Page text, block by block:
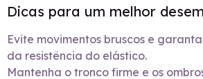
Dicas para um melhor
Evite movimentos bruscos e
da resistência do elástico.
Mantenha o tronco firme e os